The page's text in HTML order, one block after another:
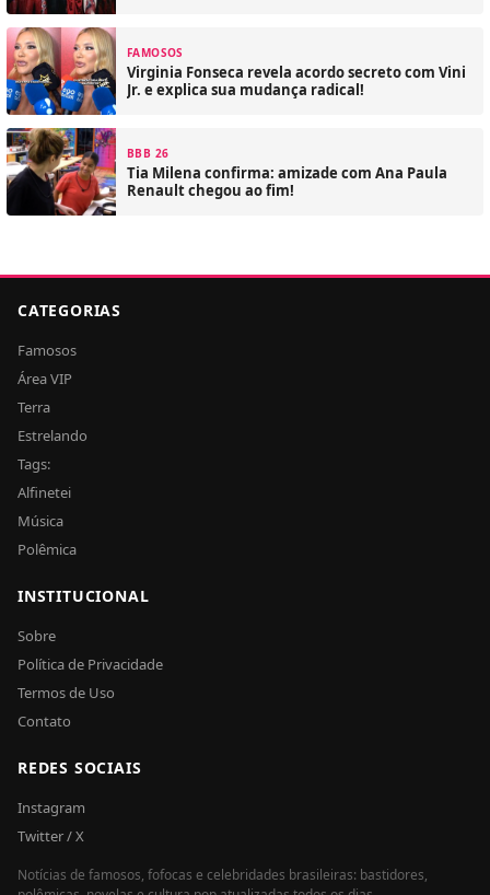
FAMOSOS
Virginia Fonseca revela acordo secreto com Vini
Jr. e explica sua mudança radical!
BBB 26
Tia Milena confirma: amizade com Ana Paula
Renault chegou ao fim!
CATEGORIAS
Famosos
Área VIP
Terra
Estrelando
Tags:
Alfinetei
Música
Polêmica
INSTITUCIONAL
Sobre
Política de Privacidade
Termos de Uso
Contato
REDES SOCIAIS
Instagram
Twitter / X
Notícias de famosos, fofocas e celebridades brasileiras: bastidores,